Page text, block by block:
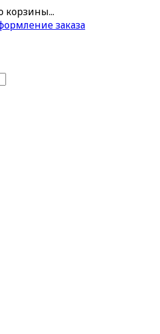
корзины...
заказа